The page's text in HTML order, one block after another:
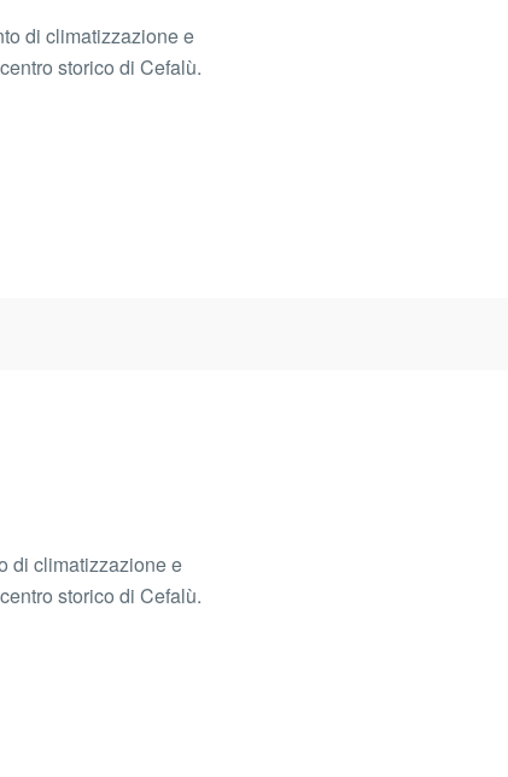
di climatizzazione e
storico di Cefalù.
di climatizzazione e
storico di Cefalù.